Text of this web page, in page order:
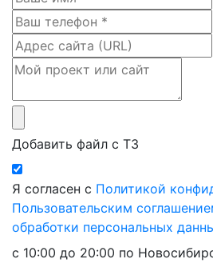
Добавить файл с ТЗ
Я согласен с Политикой
Пользовательским
обработки персональных
с 10:00 до 20:00 по